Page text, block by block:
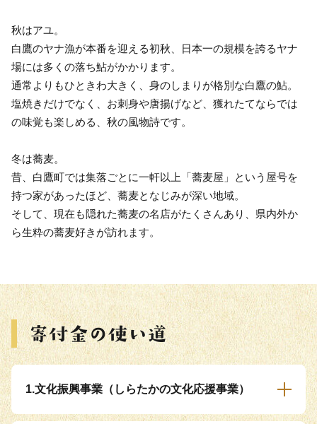
秋はアユ。
白鷹のヤナ漁が本番を迎える初秋、日本一の規模を誇るヤナ
場には多くの落ち鮎がかかります。
通常よりもひときわ大きく、身のしまりが格別な白鷹の鮎。
塩焼きだけでなく、お刺身や唐揚げなど、獲れたてならでは
の味覚も楽しめる、秋の風物詩です。
冬は蕎麦。
昔、白鷹町では集落ごとに一軒以上「蕎麦屋」という屋号を
持つ家があったほど、蕎麦となじみが深い地域。
そして、現在も隠れた蕎麦の名店がたくさんあり、県内外か
ら生粋の蕎麦好きが訪れます。
1.文化振興事業（しらたかの文化応援事業）